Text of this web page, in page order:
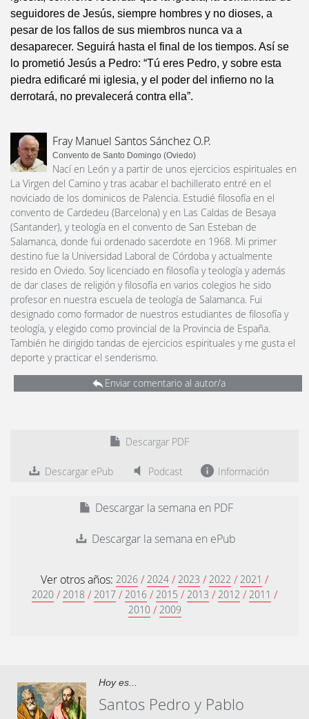
seguidores de Jesús, siempre hombres y no dioses, a
pesar de los fallos de sus miembros nunca va a
desaparecer. Seguirá hasta el final de los tiempos. Así se
lo prometió Jesús a Pedro: “Tú eres Pedro, y sobre esta
piedra edificaré mi iglesia, y el poder del infierno no la
derrotará, no prevalecerá contra ella”.
Fray Manuel Santos Sánchez O.P.
Convento de Santo Domingo (Oviedo)
Nací en León y a partir de unos ejercicios espirituales en
La Virgen del Camino y tras acabar el bachillerato entré en el
noviciado de los dominicos de Palencia. Estudié filosofía en el
convento de Cardedeu (Barcelona) y en Las Caldas de Besaya
(Santander), y teología en el convento de San Esteban de
Salamanca, donde fui ordenado sacerdote en 1968. Mi primer
destino fue la Universidad Laboral de Córdoba y actualmente
resido en Oviedo. Soy licenciado en filosofía y teología y además
de dar clases de religión y filosofía en varios colegios he sido
profesor en nuestra escuela de teología de Salamanca. Fui
designado como formador de nuestros estudiantes de filosofía y
teología, y elegido como provincial de la Provincia de España.
También he dirigido tandas de ejercicios espirituales y me gusta el
deporte y practicar el senderismo.
Enviar comentario al autor/a
Descargar PDF
Descargar ePub Podcast Información
Descargar la semana en PDF
Descargar la semana en ePub
Ver otros años: 2026 / 2024 / 2023 / 2022 / 2021 /
2020 / 2018 / 2017 / 2016 / 2015 / 2013 / 2012 / 2011 /
2010 / 2009
Hoy es...
Santos Pedro y Pablo